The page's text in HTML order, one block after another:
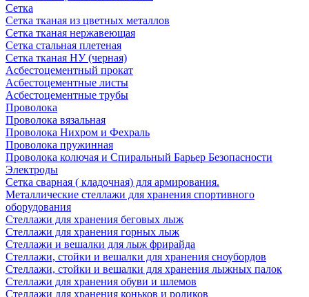
Сетка
Сетка тканая из цветных металлов
Сетка тканая нержавеющая
Сетка стальная плетеная
Сетка тканая НУ (черная)
Асбестоцементный прокат
Асбестоцементные листы
Асбестоцементные трубы
Проволока
Проволока вязальная
Проволока Нихром и Фехраль
Проволока пружинная
Проволока колючая и Спиральный Барьер Безопасности
Электроды
Сетка сварная ( кладочная) для армирования.
Металлические стеллажи для хранения спортивного
оборудования
Стеллажи для хранения беговых лыж
Стеллажи для хранения горных лыж
Стеллажи и вешалки для лыж фрирайда
Стеллажи, стойки и вешалки для хранения сноубордов
Стеллажи, стойки и вешалки для хранения лыжных палок
Стеллажи для хранения обуви и шлемов
Стеллажи для хранения коньков и роликов